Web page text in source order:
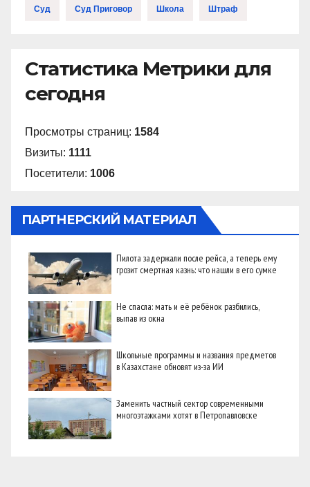
Суд Суд Приговор Школа Штраф
Статистика Метрики для
сегодня
Просмотры страниц: 1584
Визиты: 1111
Посетители: 1006
ПАРТНЕРСКИЙ МАТЕРИАЛ
Пилота задержали после рейса, а теперь ему
грозит смертная казнь: что нашли в его сумке
Не спасла: мать и её ребёнок разбились,
выпав из окна
Школьные программы и названия предметов
в Казахстане обновят из-за ИИ
Заменить частный сектор современными
многоэтажками хотят в Петропавловске